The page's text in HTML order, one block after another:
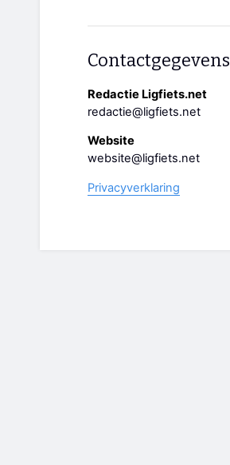
Contactgegevens
Redactie Ligfiets.net
redactie@ligfiets.net
Website
website@ligfiets.net
Privacyverklaring